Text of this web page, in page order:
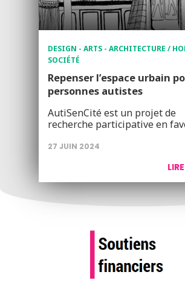
DESIGN - ARTS - ARCHITECTURE /
SOCIÉTÉ
Repenser l’espace urbain
personnes autistes
AutiSenCité est un projet de
recherche participative en
27 JUIN 2024